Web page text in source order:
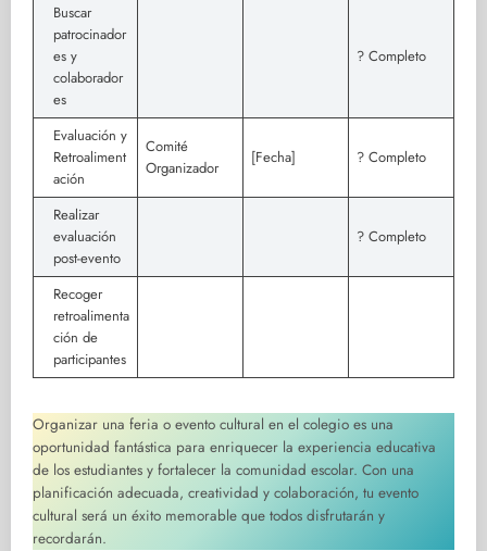
Buscar
patrocinador
es y
colaborador
es
? Completo
Evaluación y
Retroaliment
ación
Comité
Organizador
[Fecha] ? Completo
Realizar
evaluación
post-evento
? Completo
Recoger
retroalimenta
ción de
participantes
Organizar una feria o evento cultural en el colegio es una
oportunidad fantástica para enriquecer la experiencia educativa
de los estudiantes y fortalecer la comunidad escolar. Con una
planificación adecuada, creatividad y colaboración, tu evento
cultural será un éxito memorable que todos disfrutarán y
recordarán.